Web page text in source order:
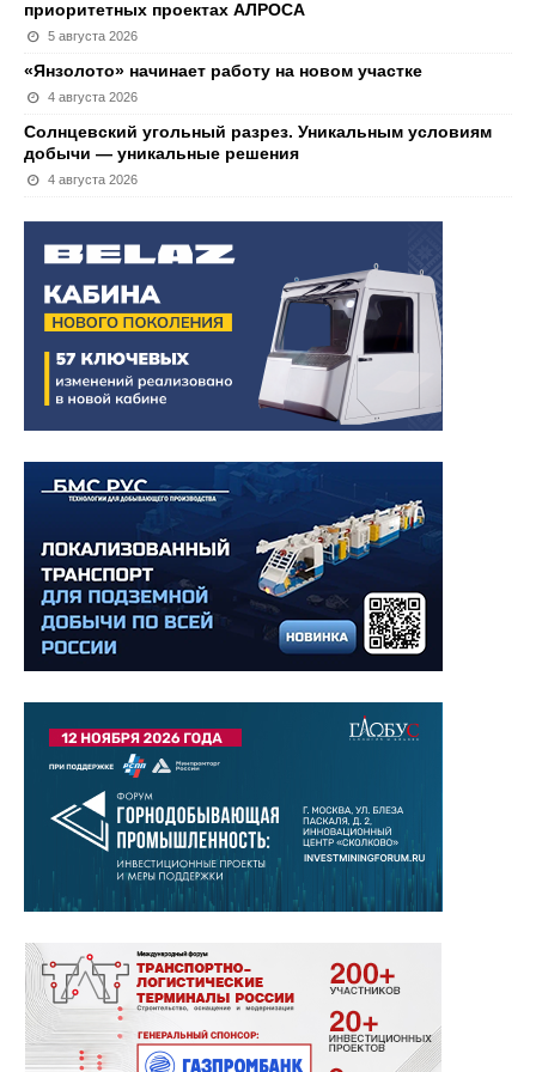
приоритетных проектах АЛРОСА
5 августа 2026
«Янзолото» начинает работу на новом участке
4 августа 2026
Солнцевский угольный разрез. Уникальным условиям
добычи — уникальные решения
4 августа 2026